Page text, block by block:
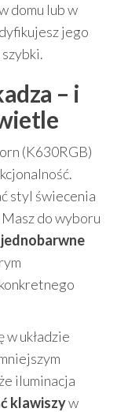
domu lub w
jego
– i
(K630RGB)
styl świecenia
do wyboru
jednobarwne
układzie
iluminacja
klawiszyw